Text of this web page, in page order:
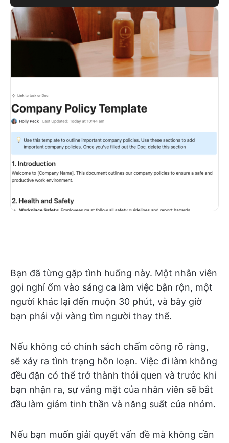
Bạn đã từng gặp tình huống này. Một nhân viên
gọi nghỉ ốm vào sáng ca làm việc bận rộn, một
người khác lại đến muộn 30 phút, và bây giờ
bạn phải vội vàng tìm người thay thế.
Nếu không có chính sách chấm công rõ ràng,
sẽ xảy ra tình trạng hỗn loạn. Việc đi làm không
đều đặn có thể trở thành thói quen và trước khi
bạn nhận ra, sự vắng mặt của nhân viên sẽ bắt
đầu làm giảm tinh thần và năng suất của nhóm.
Nếu bạn muốn giải quyết vấn đề mà không cần